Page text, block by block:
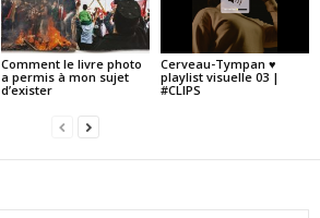
Comment le livre photo
a permis à mon sujet
d’exister
Cerveau-Tympan ♥
playlist visuelle 03 |
#CLIPS